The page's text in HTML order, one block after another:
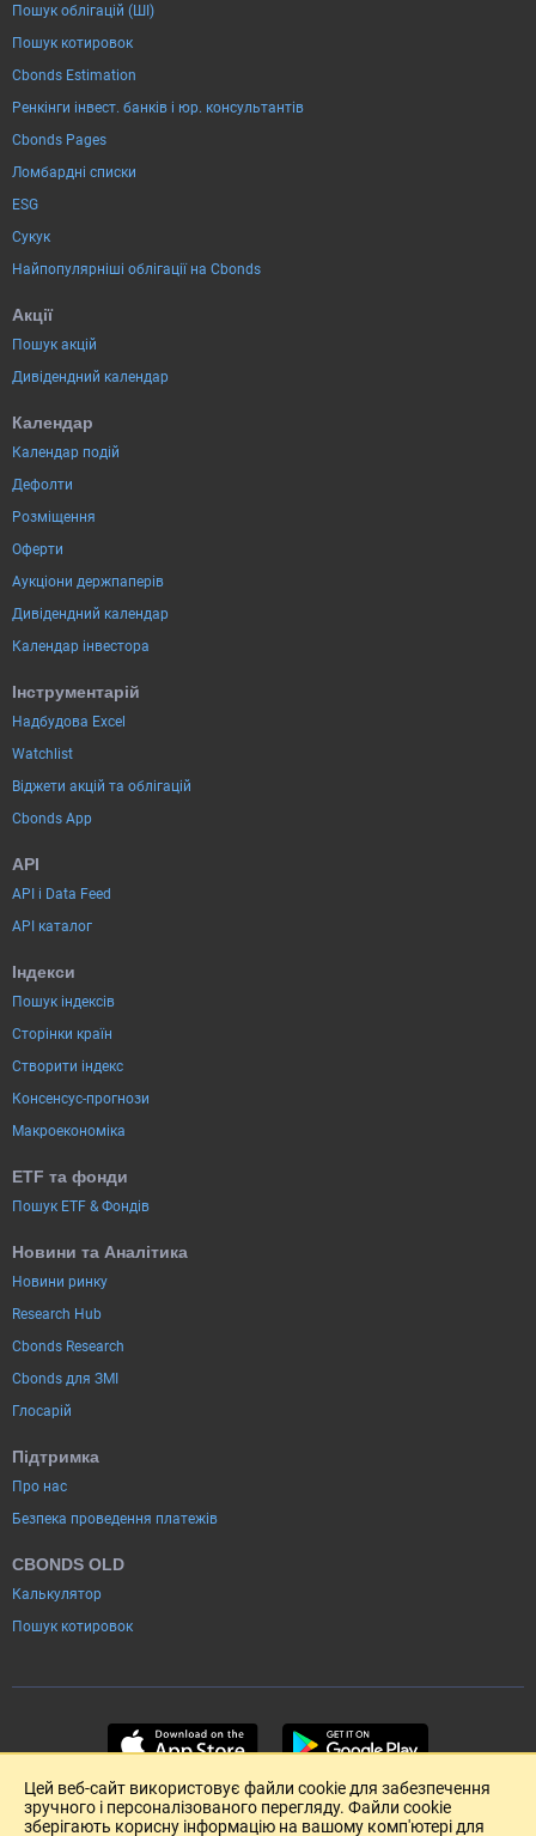
Пошук облігацій (ШІ)
Пошук котировок
Cbonds Estimation
Ренкінги інвест. банків і юр. консультантів
Cbonds Pages
Ломбардні списки
ESG
Сукук
Найпопулярніші облігації на Cbonds
Акції
Пошук акцій
Дивідендний календар
Календар
Календар подій
Дефолти
Розміщення
Оферти
Аукціони держпаперів
Дивідендний календар
Календар інвестора
Інструментарій
Надбудова Excel
Watchlist
Віджети акцій та облігацій
Cbonds App
API
API і Data Feed
API каталог
Індекси
Пошук індексів
Сторінки країн
Створити індекс
Консенсус-прогнози
Макроекономіка
ETF та фонди
Пошук ETF & Фондів
Новини та Аналітика
Новини ринку
Research Hub
Cbonds Research
Cbonds для ЗМІ
Глосарій
Підтримка
Про нас
Безпека проведення платежів
CBONDS OLD
Калькулятор
Пошук котировок
Цей веб-сайт використовує файли cookie для забезпечення
зручного і персоналізованого перегляду. Файли cookie
зберігають корисну інформацію на вашому комп'ютері для